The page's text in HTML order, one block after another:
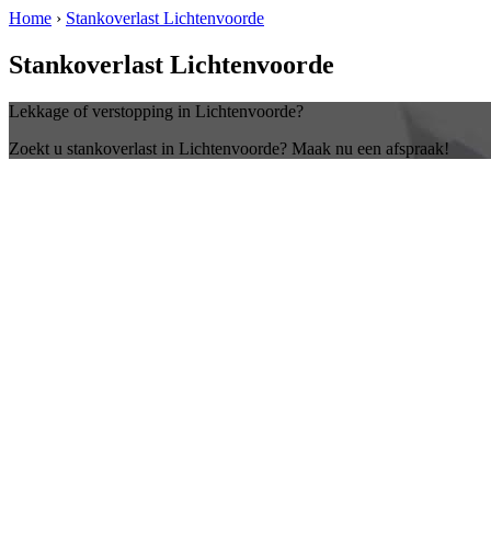
Home › Stankoverlast Lichtenvoorde
Stankoverlast Lichtenvoorde
Lekkage of verstopping in Lichtenvoorde?
Zoekt u stankoverlast in Lichtenvoorde? Maak nu een afspraak!